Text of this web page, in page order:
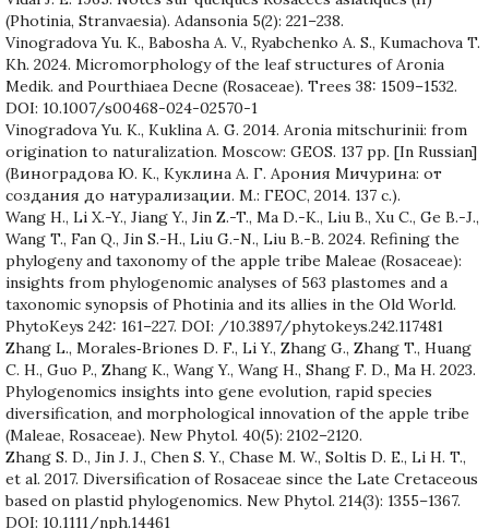
(Photinia, Stranvaesia). Adansonia 5(2): 221–238.
Vinogradova Yu. K., Babosha A. V., Ryabchenko A. S., Kumachova T.
Kh. 2024. Micromorphology of the leaf structures of Aronia
Medik. and Pourthiaea Decne (Rosaceae). Trees 38: 1509–1532.
DOI: 10.1007/s00468-024-02570-1
Vinogradova Yu. K., Kuklina A. G. 2014. Aronia mitschurinii: from
origination to naturalization. Moscow: GEOS. 137 pp. [In Russian]
(Виноградова Ю. К., Куклина А. Г. Арония Мичурина: от
создания до натурализации. М.: ГЕОС, 2014. 137 с.).
Wang H., Li X.-Y., Jiang Y., Jin Z.-T., Ma D.-K., Liu B., Xu C., Ge B.-J.,
Wang T., Fan Q., Jin S.-H., Liu G.-N., Liu B.-B. 2024. Refining the
phylogeny and taxonomy of the apple tribe Maleae (Rosaceae):
insights from phylogenomic analyses of 563 plastomes and a
taxonomic synopsis of Photinia and its allies in the Old World.
PhytoKeys 242: 161–227. DOI: /10.3897/phytokeys.242.117481
Zhang L., Morales‐Briones D. F., Li Y., Zhang G., Zhang T., Huang
C. H., Guo P., Zhang K., Wang Y., Wang H., Shang F. D., Ma H. 2023.
Phylogenomics insights into gene evolution, rapid species
diversification, and morphological innovation of the apple tribe
(Maleae, Rosaceae). New Phytol. 40(5): 2102–2120.
Zhang S. D., Jin J. J., Chen S. Y., Chase M. W., Soltis D. E., Li H. T.,
et al. 2017. Diversification of Rosaceae since the Late Cretaceous
based on plastid phylogenomics. New Phytol. 214(3): 1355–1367.
DOI: 10.1111/nph.14461